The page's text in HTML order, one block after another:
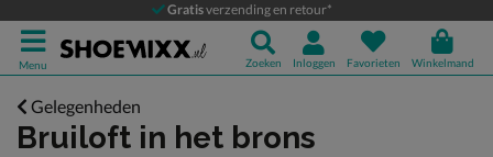
Gratisverzending en retour*
Menu Zoeken Inloggen Favorieten Winkelmand
Gelegenheden
Bruiloft in het brons